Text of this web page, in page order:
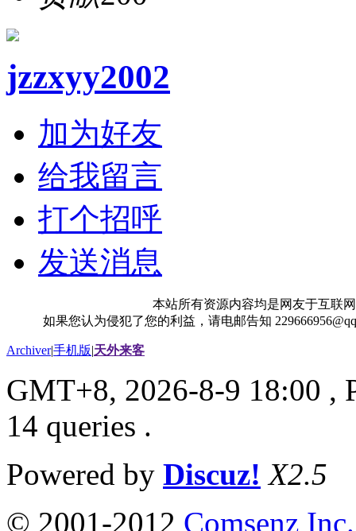
jzzxyy2002
加为好友
给我留言
打个招呼
发送消息
本站所有资源内容均是网友于互联
如果您认为侵犯了您的利益，请电邮告知
Archiver|手机版|天外来客
GMT+8, 2026-8-9 18:00 ,
14 queries .
Powered by Discuz! X2.5
© 2001-2012 Comsenz Inc.